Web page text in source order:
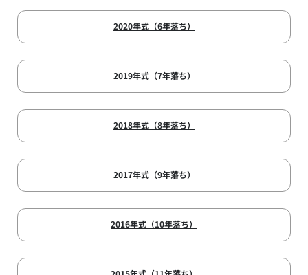
2020年式（6年落ち）
2019年式（7年落ち）
2018年式（8年落ち）
2017年式（9年落ち）
2016年式（10年落ち）